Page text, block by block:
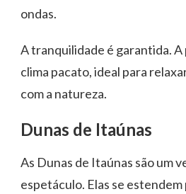
ondas.
A tranquilidade é garantida. A
clima pacato, ideal para
com a natureza.
Dunas de Itaúnas
As Dunas de Itaúnas são um
espetáculo. Elas se estendem